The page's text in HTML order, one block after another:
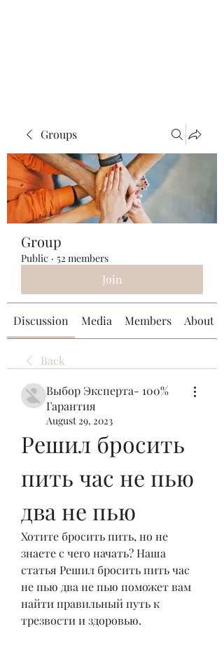
Groups
Group
Public · 52 members
Join
Discussion Media Members About
Back
Выбор Эксперта- 100%
Гарантия
August 29, 2023
Решил бросить
пить час не пью
два не пью
Хотите бросить пить, но не
знаете с чего начать? Наша
статья Решил бросить пить час
не пью два не пью поможет вам
найти правильный путь к
трезвости и здоровью.